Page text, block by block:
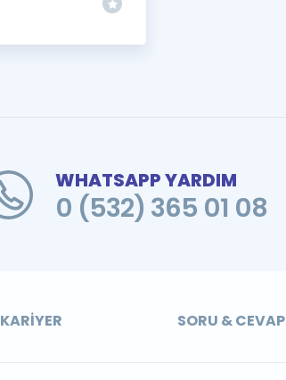
WHATSAPP YARDIM
0 (532) 365 01 08
KARIYER SORU & CEVAP